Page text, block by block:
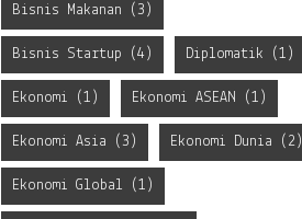
Bisnis Makanan (3)
Bisnis Startup (4) Diplomatik (1)
Ekonomi (1) Ekonomi ASEAN (1)
Ekonomi Asia (3) Ekonomi Dunia (2)
Ekonomi Global (1)